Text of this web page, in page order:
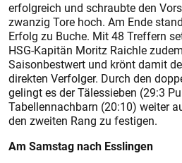
erfolgreich und schraubte den
zwanzig Tore hoch. Am Ende
Erfolg zu Buche. Mit 48 Treffern
HSG-Kapitän Moritz Raichle
Saisonbestwert und krönt damit
direkten Verfolger. Durch den
gelingt es der Tälessieben (29:3
Tabellennachbarn (20:10) weiter
den zweiten Rang zu festigen.
Am Samstag nach Esslingen